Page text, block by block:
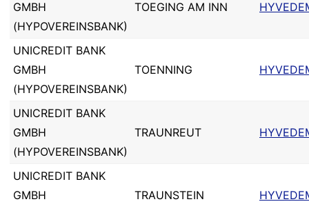
GMBH
(HYPOVEREINSBANK)
TOEGING AM INN
UNICREDIT BANK
GMBH
(HYPOVEREINSBANK)
TOENNING
UNICREDIT BANK
GMBH
(HYPOVEREINSBANK)
TRAUNREUT
UNICREDIT BANK
GMBH
TRAUNSTEIN